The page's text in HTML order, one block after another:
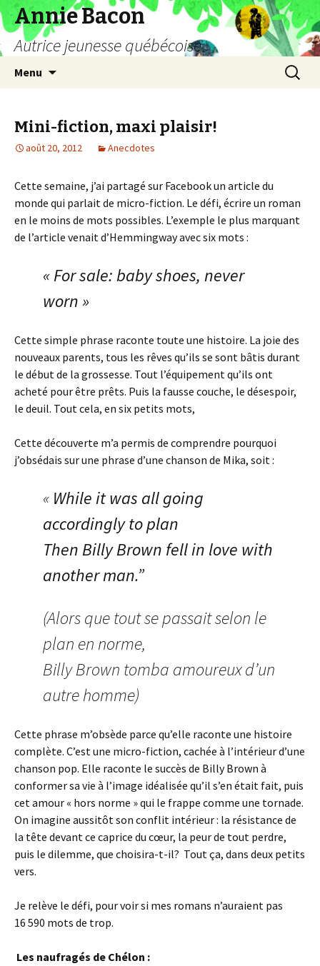
Annie Bacon
Autrice jeunesse québécoise
Menu
Mini-fiction, maxi plaisir!
août 20, 2012 Anecdotes
Cette semaine, j’ai partagé sur Facebook un article du
monde qui parlait de micro-fiction. Le défi, écrire un roman
en le moins de mots possibles. L’exemple le plus marquant
de l’article venait d’Hemmingway avec six mots :
« For sale: baby shoes, never
worn »
Cette simple phrase raconte toute une histoire. La joie des
nouveaux parents, tous les rêves qu’ils se sont bâtis durant
le début de la grossesse. Tout l’équipement qu’ils ont
acheté pour être prêts. Puis la fausse couche, le désespoir,
le deuil. Tout cela, en six petits mots,
Cette découverte m’a permis de comprendre pourquoi
j’obsédais sur une phrase d’une chanson de Mika, soit :
« While it was all going
accordingly to plan
Then Billy Brown fell in love with
another man.”
(Alors que tout se passait selon le
plan en norme,
Billy Brown tomba amoureux d’un
autre homme)
Cette phrase m’obsède parce qu’elle raconte une histoire
complète. C’est une micro-fiction, cachée à l’intérieur d’une
chanson pop. Elle raconte le succès de Billy Brown à
conformer sa vie à l’image idéalisée qu’il s’en était fait, puis
cet amour « hors norme » qui le frappe comme une tornade.
On imagine aussitôt son conflit intérieur : la résistance de
la tête devant ce caprice du cœur, la peur de tout perdre,
puis le dilemme, que choisira-t-il? Tout ça, dans deux petits
vers.
Je relève le défi, pour voir si mes romans n’auraient pas
16 590 mots de trop.
Les naufragés de Chélon :